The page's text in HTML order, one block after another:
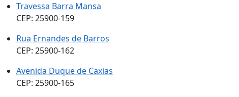
Travessa Barra Mansa
CEP: 25900-159
Rua Ernandes de Barros
CEP: 25900-162
Avenida Duque de Caxias
CEP: 25900-165